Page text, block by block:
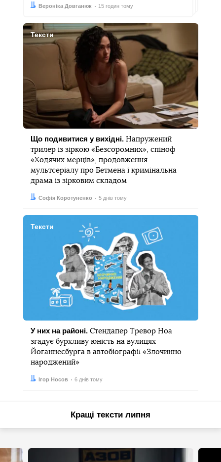
Автор:
Вероніка Довганюк
Дата: 15 годин тому
Тексти
Що подивитися у вихідні. Напружений
трилер із зіркою «Безсоромних», спіноф
«Ходячих мерців», продовження
мультсеріалу про Бетмена і кримінальна
драма із зірковим складом
Автор:
Софія Коротуненко
Дата: 5 днів тому
Тексти
У них на районі.Стендапер Тревор Ноа
згадує бурхливу юність на вулицях
Йоганнесбурга в автобіографії «Злочинно
народжений»
Автор:
Ігор Носов
Дата: 6 днів тому
Кращі тексти липня